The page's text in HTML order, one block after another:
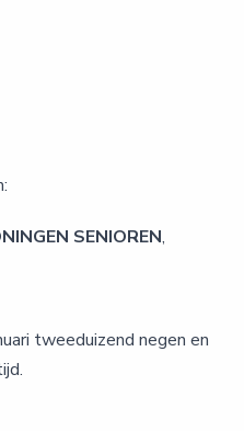
SENIOREN,
tweeduizend negen en